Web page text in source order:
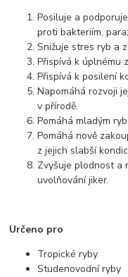
Posiluje a
proti bakteriím,
Snižuje stres ryb a
Přispívá k úplnému
Přispívá k posilení
Napomáhá rozvoji
v přírodě.
Pomáhá mladým
Pomáhá nově
z jejich slabší
Zvyšuje plodnost a
uvolňování jiker.
Určeno pro
Tropické ryby
Studenovodní ryby